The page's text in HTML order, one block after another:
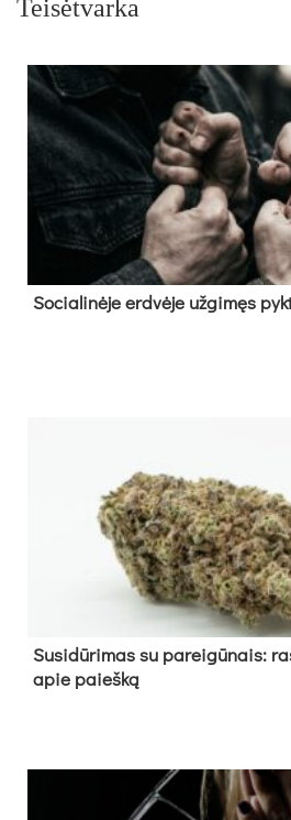
Teisėtvarka
So­cia­li­nė­je erd­vė­je už­gi­męs
Su­si­dū­ri­mas su pa­rei­gū­nais:
apie paieš­ką